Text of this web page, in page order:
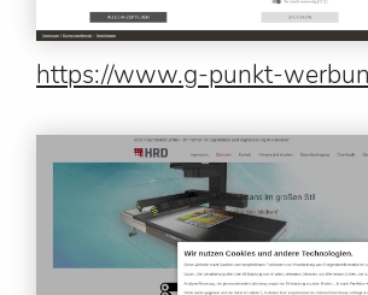
https://www.g-punkt-